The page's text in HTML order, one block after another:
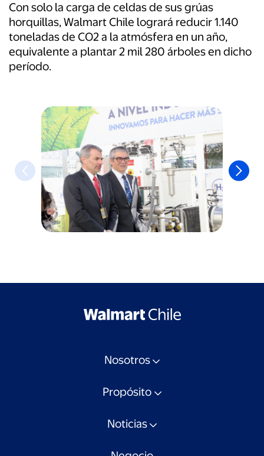
Con solo la carga de celdas de sus grúas
horquillas, Walmart Chile logrará reducir 1.140
toneladas de CO2 a la atmósfera en un año,
equivalente a plantar 2 mil 280 árboles en dicho
período.
Nosotros
Propósito
Noticias